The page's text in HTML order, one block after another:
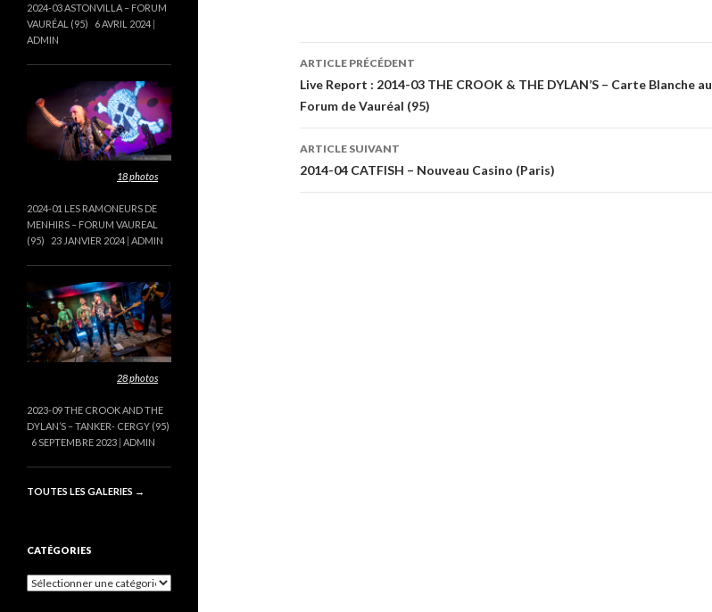
Navigation
des
articles
ARTICLE PRÉCÉDENT
Live Report : 2014-03 THE CROOK & THE DYLAN’S – Carte Blanche au
Forum de Vauréal (95)
ARTICLE SUIVANT
2014-04 CATFISH – Nouveau Casino (Paris)
2024-03 ASTONVILLA – FORUM
VAURÉAL (95)
6 AVRIL 2024
ADMIN
18 photos
2024-01 LES RAMONEURS DE
MENHIRS – FORUM VAUREAL
(95)
23 JANVIER 2024 ADMIN
28 photos
2023-09 THE CROOK AND THE
DYLAN’S – TANKER- CERGY (95)
6 SEPTEMBRE 2023 ADMIN
TOUTES LES GALERIES →
CATÉGORIES
Catégories